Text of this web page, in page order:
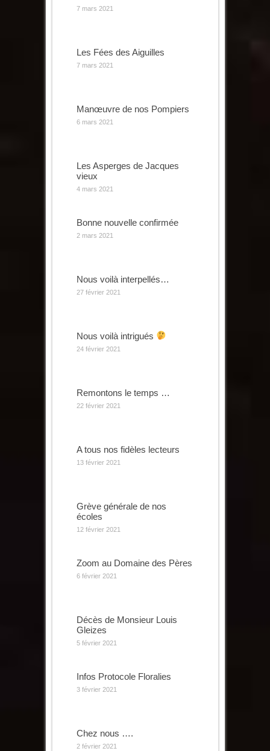
7 mars 2021
Les Fées des Aiguilles
7 mars 2021
Manœuvre de nos Pompiers
6 mars 2021
Les Asperges de Jacques
vieux
4 mars 2021
Bonne nouvelle confirmée
2 mars 2021
Nous voilà interpellés…
27 février 2021
Nous voilà intrigués
24 février 2021
Remontons le temps …
22 février 2021
A tous nos fidèles lecteurs
13 février 2021
Grève générale de nos
écoles
12 février 2021
Zoom au Domaine des Pères
6 février 2021
Décès de Monsieur Louis
Gleizes
5 février 2021
Infos Protocole Floralies
3 février 2021
Chez nous ….
2 février 2021